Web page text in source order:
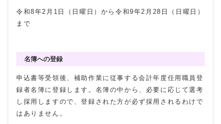
令和8年2月1日（日曜日）から令和9年2月28日（日曜日）
まで
名簿への登録
申込書等受領後、補助作業に従事する会計年度任用職員登
録者名簿に登録します。名簿の中から、必要に応じて選考
し採用しますので、登録された方が必ず採用されるわけで
はありません。